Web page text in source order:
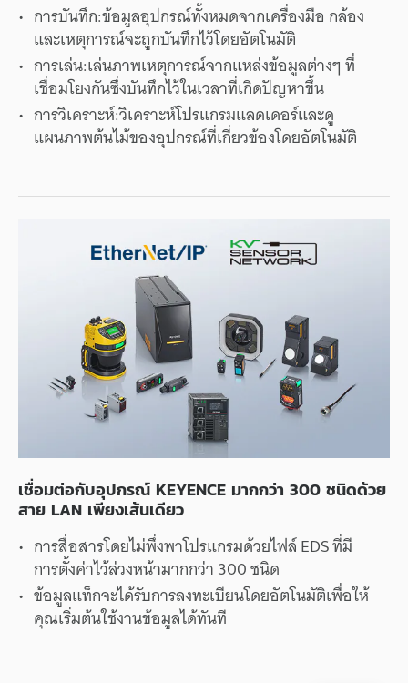
การบันทึก:ข้อมูลอุปกรณ์ทั้งหมดจากเครื่องมือกล้อง
และเหตุการณ์จะถูกบันทึกไว้โดยอัตโนมัติ
การเล่น:เล่นภาพเหตุการณ์จากแหล่งข้อมูลต่างๆที่
เชื่อมโยงกันซึ่งบันทึกไว้ในเวลาที่เกิดปัญหาขึ้น
การวิเคราะห์:วิเคราะห์โปรแกรมแลดเดอร์และดู
แผนภาพต้นไม้ของอุปกรณ์ที่เกี่ยวข้องโดยอัตโนมัติ
เชื่อมต่อกับอุปกรณ์ KEYENCE มากกว่า 300 ชนิดด้วย
สาย LAN เพียงเส้นเดียว
การสื่อสารโดยไม่พึ่งพาโปรแกรมด้วยไฟล์EDSที่มี
การตั้งค่าไว้ล่วงหน้ามากกว่า300ชนิด
ข้อมูลแท็กจะได้รับการลงทะเบียนโดยอัตโนมัติเพื่อให้
คุณเริ่มต้นใช้งานข้อมูลได้ทันที